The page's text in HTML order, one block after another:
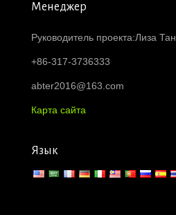
Менеджер
Руководитель проекта:Лиза Тан
+86-317-3736333
abter2016@163.com
Карта сайта
Язык